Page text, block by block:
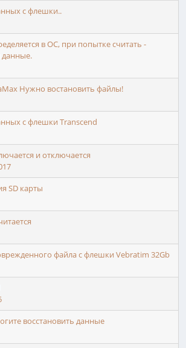
с флешки..
в ОС, при попытке считать -
Нужно востановить файлы!
с флешки Transcend
и отключается
SD карты
файла с флешки Vebratim 32Gb
восстановить данные